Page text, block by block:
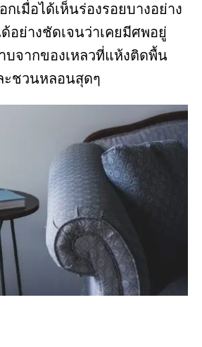
เมื่อได้เห็นร่องรอยบางอย่าง
อย่างชัดเจนว่าเคยมีศพอยู่
บจากของเหลวที่แห้งติดพื้น
ะชวนหลอนสุดๆ